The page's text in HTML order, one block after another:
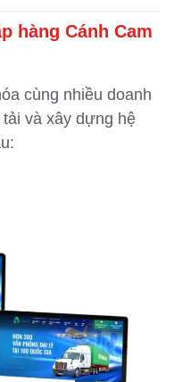
hàng Cánh Cam
cùng nhiều doanh
và xây dựng hệ